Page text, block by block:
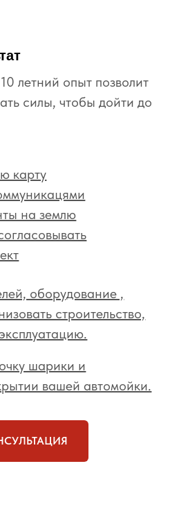
летний опыт позволит
силы, чтобы дойти до
карту
на землю
оборудование ,
строительство,
шарики и
вашей автомойки.